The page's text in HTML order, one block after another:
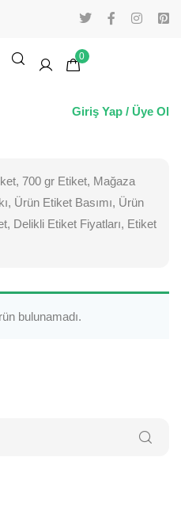
0
Giriş Yap / Üye Ol
700 gr Etiket, Mağaza
Ürün Etiket Basımı, Ürün
Delikli Etiket Fiyatları, Etiket
bulunamadı.